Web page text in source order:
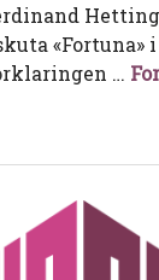
«Fortuna»
…